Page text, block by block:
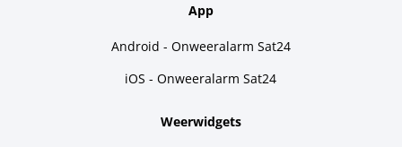
App
Android - Onweeralarm Sat24
iOS - Onweeralarm Sat24
Weerwidgets